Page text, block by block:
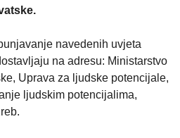
navedenih uvjeta
na adresu: Ministarstvo
Uprava za ljudske potencijale,
ljudskim potencijalima,